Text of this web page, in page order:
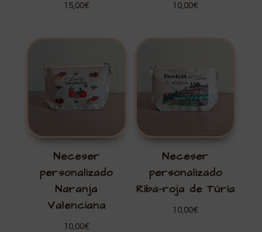
15,00€ 10,00€
Neceser
personalizado
Naranja
Valenciana
10,00€
Neceser
personalizado
Riba-roja de Túria
10,00€